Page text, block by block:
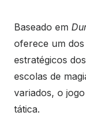
Baseado em
oferece um dos
estratégicos
escolas de
variados, o
tática.